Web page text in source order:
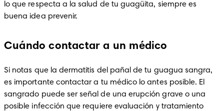
lo que respecta a la salud de tu guagüita, siempre es
buena idea prevenir.
Cuándo contactar a un médico
Si notas que la dermatitis del pañal de tu guagua sangra,
es importante contactar a tu médico lo antes posible. El
sangrado puede ser señal de una erupción grave o una
posible infección que requiere evaluación y tratamiento